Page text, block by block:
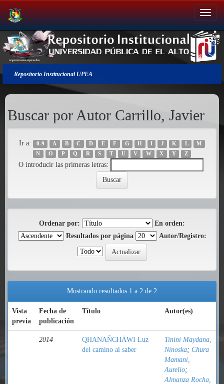
Salir
de
la
navegación
Repositorio Institucional UPEA
Buscar por Autor Carrillo, Javier
Ir a: 0-9 A B C D E F G H I J K L
M
N
O P Q R S T U V W X Y Z
O introducir las primeras letras:
Ordenar por:
En orden:
Resultados por página
Autor/Registro:
Mostrando resultados 1 a 2 de 2
Vista
previa
Fecha de
publicación
Título Autor(es)
2014
QHANAÑCHÄWI Luz
del camino al saber
Tinini Maydana,
Ninoska; Chura
Mamani,
Aurelio;
Almanza Rocha,